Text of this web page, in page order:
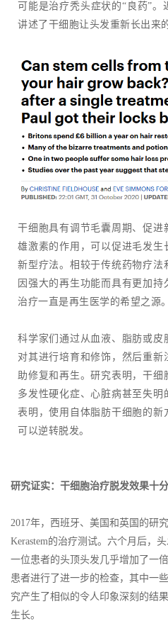
可能是治疗秃头症状的“良药”
讲述了干细胞让头发重新长出来
干细胞具有调节毛囊周期、促
雄激素的作用，可以促进毛发生
新型疗法。相较于传统药物疗法
因强大的再生功能而具有更加
治疗一直是再生医学的希望之源。
科学家们通过从血液、脂肪或皮
对其进行培育和修饰，然后重
助修复和再生。研究表明，干细
多发性硬化症、心脏病甚至失
表明，使用自体脂肪干细胞的新
可以逆转脱发。
研究证实：干细胞治疗脱发效果十
2017年，西班牙、美国和英国的研
Kerastem的治疗测试。六个月后，
一位患者的头顶头发几乎增加了一
患者进行了进一步的检查，其中一
究产生了相似的令人印象深刻的结
生长。